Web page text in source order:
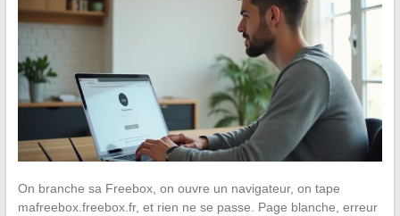
On branche sa Freebox, on ouvre un navigateur, on tape
mafreebox.freebox.fr, et rien ne se passe. Page blanche, erreur